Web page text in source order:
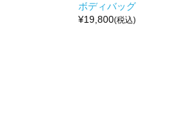
ボディバッグ
¥19,800(税込)